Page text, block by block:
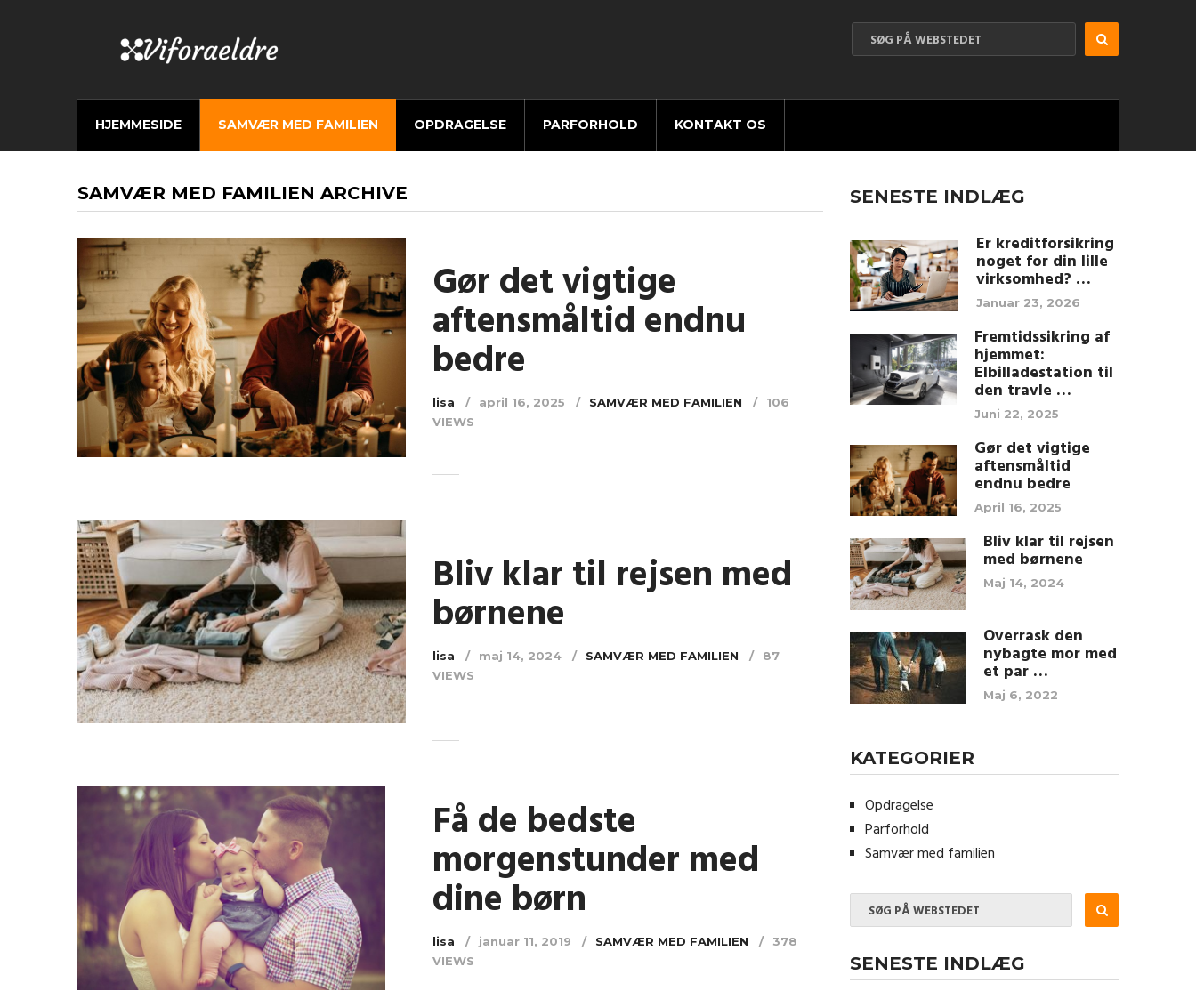
HJEMMESIDE SAMVÆR MED FAMILIEN OPDRAGELSE PARFORHOLD KONTAKT OS
SAMVÆR MED FAMILIEN ARCHIVE
Gør det vigtige
aftensmåltid endnu
bedre
lisa april 16, 2025 SAMVÆR MED FAMILIEN
106
VIEWS
Bliv klar til rejsen med
børnene
lisa maj 14, 2024 SAMVÆR MED FAMILIEN
87
VIEWS
Få de bedste
morgenstunder med
dine børn
lisa januar 11, 2019 SAMVÆR MED FAMILIEN
378
VIEWS
SENESTE INDLÆG
Er kreditforsikring
noget for din lille
virksomhed? …
Januar 23, 2026
Fremtidssikring af
hjemmet:
Elbilladestation til
den travle …
Juni 22, 2025
Gør det vigtige
aftensmåltid
endnu bedre
April 16, 2025
Bliv klar til rejsen
med børnene
Maj 14, 2024
Overrask den
nybagte mor med
et par …
Maj 6, 2022
KATEGORIER
Opdragelse
Parforhold
Samvær med familien
SENESTE INDLÆG